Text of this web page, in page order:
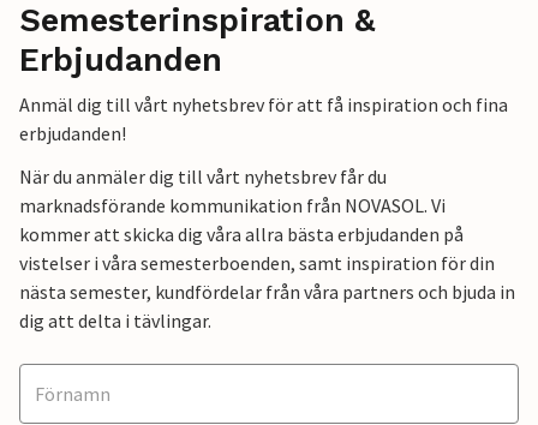
Semesterinspiration &
Erbjudanden
Anmäl dig till vårt nyhetsbrev för att få inspiration och fina
erbjudanden!
När du anmäler dig till vårt nyhetsbrev får du
marknadsförande kommunikation från NOVASOL. Vi
kommer att skicka dig våra allra bästa erbjudanden på
vistelser i våra semesterboenden, samt inspiration för din
nästa semester, kundfördelar från våra partners och bjuda in
dig att delta i tävlingar.